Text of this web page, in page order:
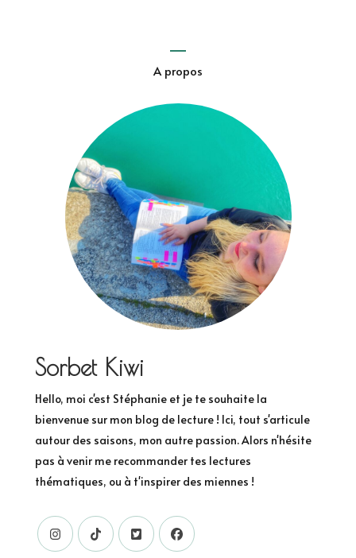
A propos
Sorbet Kiwi
Hello, moi c'est Stéphanie et je te souhaite la
bienvenue sur mon blog de lecture ! Ici, tout s'articule
autour des saisons, mon autre passion. Alors n'hésite
pas à venir me recommander tes lectures
thématiques, ou à t'inspirer des miennes !